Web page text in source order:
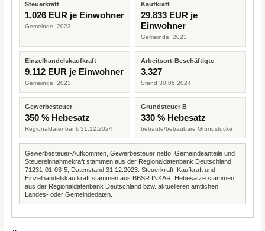
Steuerkraft
1.026 EUR je Einwohner
Gemeinde, 2023
Kaufkraft
29.833 EUR je
Einwohner
Gemeinde, 2023
Einzelhandelskaufkraft
9.112 EUR je Einwohner
Gemeinde, 2023
Arbeitsort-Beschäftigte
3.327
Stand 30.06.2024
Gewerbesteuer
350 % Hebesatz
Regionaldatenbank 31.12.2024
Grundsteuer B
330 % Hebesatz
bebaute/bebaubare Grundstücke
Gewerbesteuer-Aufkommen, Gewerbesteuer netto, Gemeindeanteile und
Steuereinnahmekraft stammen aus der Regionaldatenbank Deutschland
71231-01-03-5, Datenstand 31.12.2023. Steuerkraft, Kaufkraft und
Einzelhandelskaufkraft stammen aus BBSR INKAR. Hebesätze stammen
aus der Regionaldatenbank Deutschland bzw. aktuelleren amtlichen
Landes- oder Gemeindedaten.